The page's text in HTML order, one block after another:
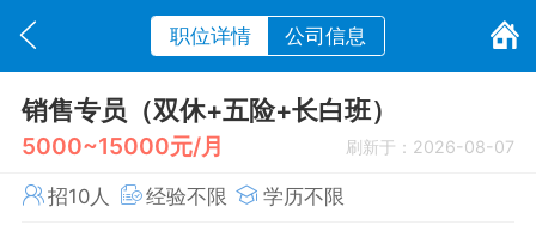
职位详情 公司信息
销售专员（双休+五险+长白班）
5000~15000元/月 刷新于：2026-08-07
招10人 经验不限 学历不限